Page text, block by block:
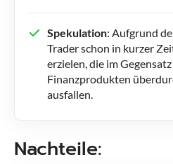
Spekulation: Aufgrund
Trader schon in kurzer
erzielen, die im
Finanzprodukten
ausfallen.
Nachteile: